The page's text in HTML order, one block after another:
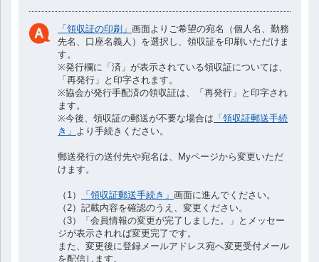
「領収証の印刷」 画面よりご希望の宛名（個人名、勤務
先名、口座名義人）を選択し、領収証を印刷いただけま
す。
※発行欄に「済」が表示されている領収証については、
「再発行」と印字されます。
※協会が発行手配済の領収証は、「再発行」と印字され
ます。
※今後、領収証の郵送が不要な場合は 「領収証郵送手続
き」 より手続きください。
郵送発行の送付先や宛名は、Myページから変更いただ
けます。
（1） 「領収証郵送手続き」 画面に進んでください。
（2）記載内容を確認のうえ、変更ください。
（3）「会員情報の変更が完了しました。」とメッセー
ジが表示されれば変更完了です。
また、変更後に登録メールアドレス宛へ変更受付メール
を配信します。